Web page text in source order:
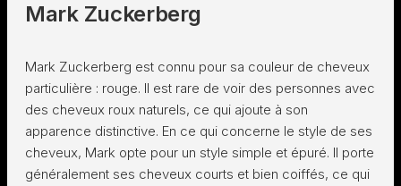
Mark Zuckerberg
Mark Zuckerberg est connu pour sa couleur de cheveux
particulière : rouge. Il est rare de voir des personnes avec
des cheveux roux naturels, ce qui ajoute à son
apparence distinctive. En ce qui concerne le style de ses
cheveux, Mark opte pour un style simple et épuré. Il porte
généralement ses cheveux courts et bien coiffés, ce qui